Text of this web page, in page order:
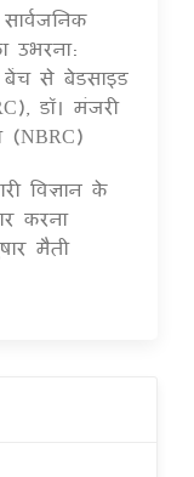
उभरना:
बेंच से बेडसाइड
डॉ। मंजरी
(NBRC)
विज्ञान के
करना
मैती